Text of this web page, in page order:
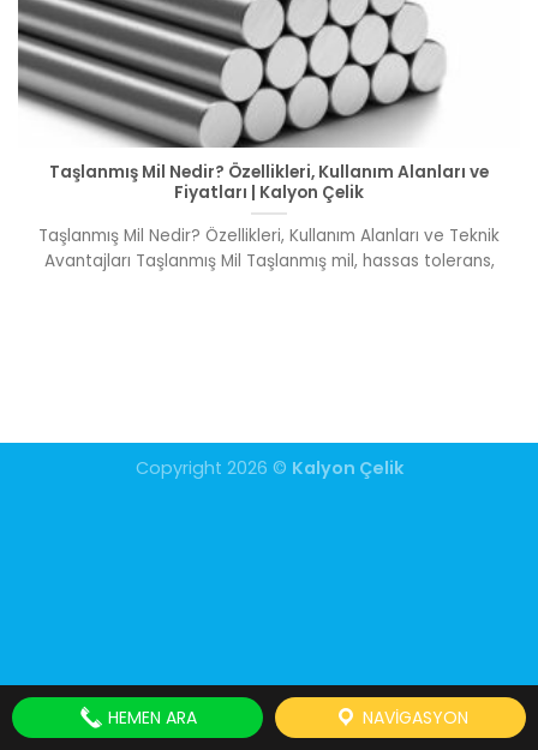
Taşlanmış Mil Nedir? Özellikleri, Kullanım Alanları ve
Fiyatları | Kalyon Çelik
Taşlanmış Mil Nedir? Özellikleri, Kullanım Alanları ve Teknik
Avantajları Taşlanmış Mil Taşlanmış mil, hassas tolerans,
Copyright 2026 © Kalyon Çelik
HEMEN ARA NAVIGASYON